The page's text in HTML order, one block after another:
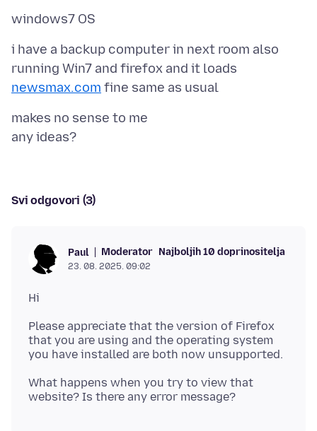
i have a backup computer in next room also
running Win7 and firefox and it loads
newsmax.com
makes no sense to me
Svi odgovori (3)
Paul Moderator Najboljih 10 doprinositelja
23. 08. 2025. 09:02
Please appreciate that the version of Firefox
that you are using and the operating system
What happens when you try to view that